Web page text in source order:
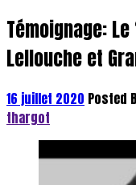
Témoignage:
Lellouche et
16 juillet 2020 Posted
thargot